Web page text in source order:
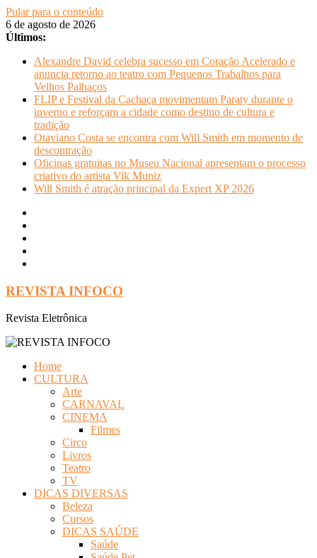
Pular para o conteúdo
6 de agosto de 2026
Últimos:
Alexandre David celebra sucesso em Coração Acelerado e
anuncia retorno ao teatro com Pequenos Trabalhos para
Velhos Palhaços
FLIP e Festival da Cachaça movimentam Paraty durante o
inverno e reforçam a cidade como destino de cultura e
tradição
Otaviano Costa se encontra com Will Smith em momento de
descontração
Oficinas gratuitas no Museu Nacional apresentam o processo
criativo do artista Vik Muniz
Will Smith é atração principal da Expert XP 2026
REVISTA INFOCO
Revista Eletrônica
Home
CULTURA
Arte
CARNAVAL
CINEMA
Filmes
Circo
Livros
Teatro
TV
DICAS DIVERSAS
Beleza
Cursos
DICAS SAÚDE
Saúde